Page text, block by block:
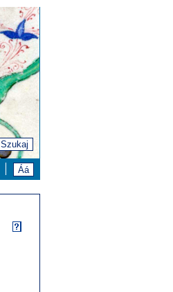
Szukaj